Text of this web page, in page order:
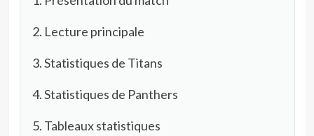
Lecture principale
Statistiques de Titans
Statistiques de Panthers
Tableaux statistiques